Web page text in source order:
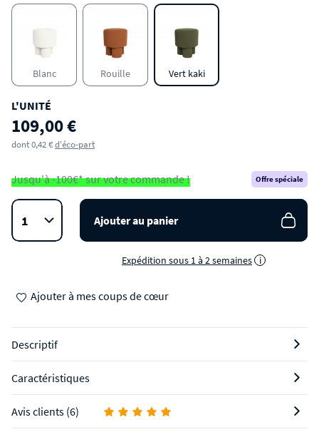
MARCOS
Tabouret rond en tissu bouclette ø40cm
Blanc Rouille Vert kaki
L'UNITÉ
109,00 €
dont 0,42 €d'éco-part
Jusqu'à -100€* sur votre commande ! Offre spéciale
Ajouter au panier
Expédition sous 1 à 2 semaines i
Ajouter à mes coups de cœur
Descriptif
Caractéristiques
Avis clients (6)